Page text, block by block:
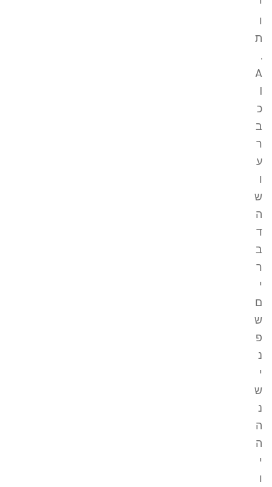
ו
ת
.
A
I
כ
ב
ר
ע
ו
ש
ה
ד
ב
ר
י
ם
ש
פ
נ
י
ש
נ
ה
ה
י
ו